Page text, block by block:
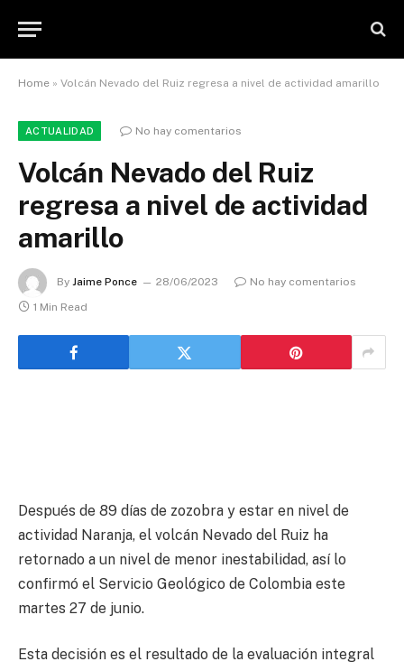
Home » Volcán Nevado del Ruiz regresa a nivel de actividad amarillo
ACTUALIDAD No hay comentarios
Volcán Nevado del Ruiz
regresa a nivel de actividad
amarillo
By Jaime Ponce 28/06/2023
No hay comentarios
1 Min Read
Después de 89 días de zozobra y estar en nivel de
actividad Naranja, el volcán Nevado del Ruiz ha
retornado a un nivel de menor inestabilidad, así lo
confirmó el Servicio Geológico de Colombia este
martes 27 de junio.
Esta decisión es el resultado de la evaluación integral